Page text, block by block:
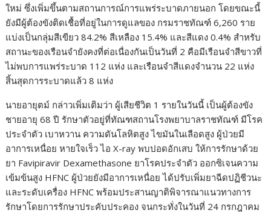
ใหม่ ซึ่งเพิ่มขึ้นตามสถานการณ์การแพร่ระบาดภายนอก โดยขณะนี้
ยังมีผู้ต้องขังติดเชื้อที่อยู่ในการดูแลของ กรมราชทัณฑ์ 6,260 ราย
แบ่งเป็นกลุ่มสีเขียว 84.2% สีเหลือง 15.4% และสีแดง 0.4% สำหรับ
สถานะของเรือนจำยังคงที่ต่อเนื่องกันเป็นวันที่ 2 คือมีเรือนจำสีขาวที่
ไม่พบการแพร่ระบาด 112 แห่ง และเรือนจำสีแดงจำนวน 22 แห่ง
สิ้นสุดการระบาดแล้ว 8 แห่ง
นายอายุตม์ กล่าวเพิ่มเติมว่า ผู้เสียชีวิต 1 รายในวันนี้ เป็นผู้ต้องขัง
ชายอายุ 68 ปี รักษาตัวอยู่ที่ทัณฑสถานโรงพยาบาลราชทัณฑ์ มีโรค
ประจำตัว เบาหวาน ความดันโลหิตสูง ไขมันในเลือดสูง ผู้ป่วยมี
อาการเหนื่อย หายใจเร็ว ไอ X-ray พบปอดอักเสบ ให้การรักษาด้วย
ยา Favipiravir Dexamethasone ยาโรคประจำตัว ออกซิเจนความ
เข้มข้นสูง HFNC ผู้ป่วยยังมีอาการเหนื่อย ได้ปรับเพิ่มยาฉีดปฏิชีวนะ
และระดับเครื่อง HFNC พร้อมประสานญาติพิจารณาแนวทางการ
รักษาโดยการรักษาประคับประคอง จนกระทั่งในวันที่ 24 กรกฎาคม